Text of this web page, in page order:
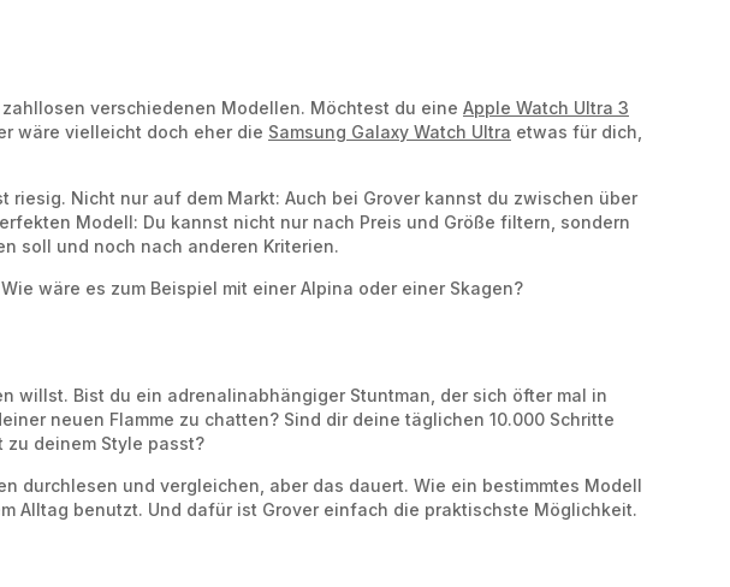
verschiedenen Modellen. Möchtest du eine Apple Watch Ultra 3
wäre vielleicht doch eher die Samsung Galaxy Watch Ultra etwas für dich,
Nicht nur auf dem Markt: Auch bei Grover kannst du zwischen über
Modell: Du kannst nicht nur nach Preis und Größe filtern, sondern
soll und noch nach anderen Kriterien.
wäre es zum Beispiel mit einer Alpina oder einer Skagen?
willst. Bist du ein adrenalinabhängiger Stuntman, der sich öfter mal in
neuen Flamme zu chatten? Sind dir deine täglichen 10.000 Schritte
deinem Style passt?
durchlesen und vergleichen, aber das dauert. Wie ein bestimmtes Modell
Alltag benutzt. Und dafür ist Grover einfach die praktischste Möglichkeit.